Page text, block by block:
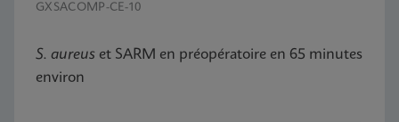
GXSACOMP-CE-10
S. aureus et SARM en préopératoire en 65 minutes
environ